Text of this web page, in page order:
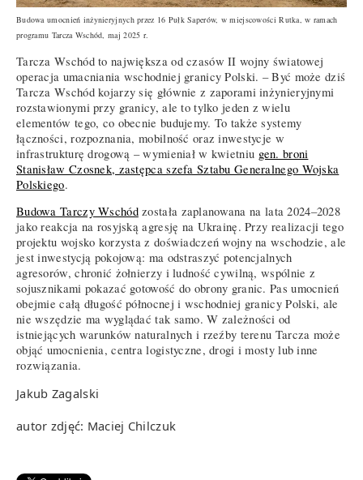
Budowa umocnień inżynieryjnych przez 16 Pułk Saperów, w miejscowości Rutka, w ramach
programu Tarcza Wschód, maj 2025 r.
Tarcza Wschód to największa od czasów II wojny światowej
operacja umacniania wschodniej granicy Polski. – Być może dziś
Tarcza Wschód kojarzy się głównie z zaporami inżynieryjnymi
rozstawionymi przy granicy, ale to tylko jeden z wielu
elementów tego, co obecnie budujemy. To także systemy
łączności, rozpoznania, mobilność oraz inwestycje w
infrastrukturę drogową – wymieniał w kwietniu gen. broni
Stanisław Czosnek, zastępca szefa Sztabu Generalnego Wojska
Polskiego.
Budowa Tarczy Wschódzostała zaplanowana na lata 2024–2028
jako reakcja na rosyjską agresję na Ukrainę. Przy realizacji tego
projektu wojsko korzysta z doświadczeń wojny na wschodzie, ale
jest inwestycją pokojową: ma odstraszyć potencjalnych
agresorów, chronić żołnierzy i ludność cywilną, wspólnie z
sojusznikami pokazać gotowość do obrony granic. Pas umocnień
obejmie całą długość północnej i wschodniej granicy Polski, ale
nie wszędzie ma wyglądać tak samo. W zależności od
istniejących warunków naturalnych i rzeźby terenu Tarcza może
objąć umocnienia, centra logistyczne, drogi i mosty lub inne
rozwiązania.
Jakub Zagalski
autor zdjęć: Maciej Chilczuk